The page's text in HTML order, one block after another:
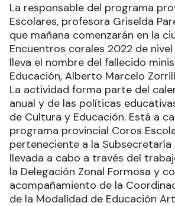
La responsable del programa
Escolares, profesora Griselda
que mañana comenzarán en la
Encuentros corales 2022 de
lleva el nombre del fallecido
Educación, Alberto Marcelo
La actividad forma parte del
anual y de las políticas
de Cultura y Educación. Está a
programa provincial Coros
perteneciente a la Subsecretaría
llevada a cabo a través del
la Delegación Zonal Formosa y
acompañamiento de la
de la Modalidad de Educación